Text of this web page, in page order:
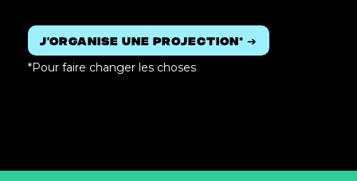
J’organise une projection* ➔
*Pour faire changer les choses